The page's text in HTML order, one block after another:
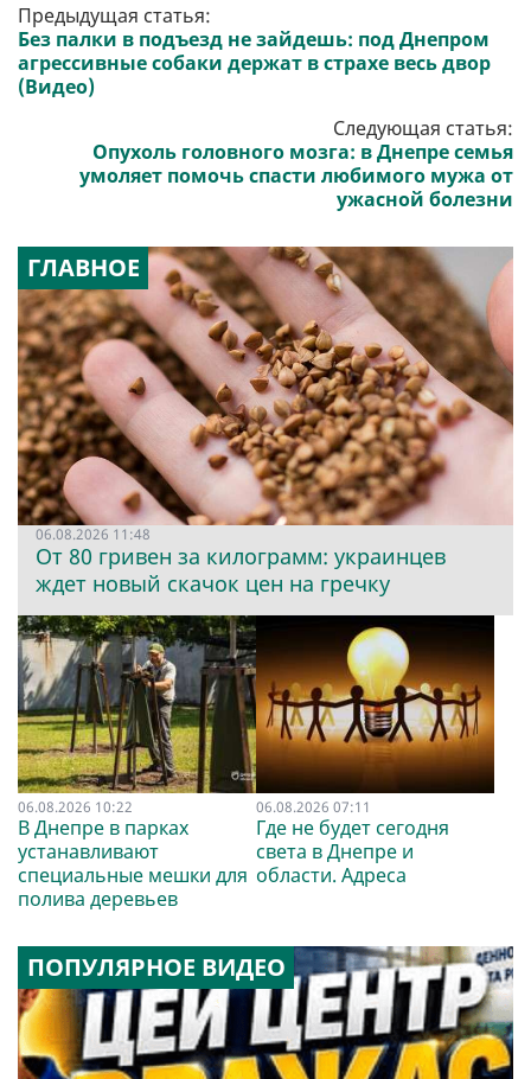
Предыдущая статья:
Без палки в подъезд не зайдешь: под Днепром
агрессивные собаки держат в страхе весь двор
(Видео)
Следующая статья:
Опухоль головного мозга: в Днепре семья
умоляет помочь спасти любимого мужа от
ужасной болезни
ГЛАВНОЕ
06.08.2026 11:48
От 80 гривен за килограмм: украинцев
ждет новый скачок цен на гречку
06.08.2026 10:22
В Днепре в парках
устанавливают
специальные мешки для
полива деревьев
06.08.2026 07:11
Где не будет сегодня
света в Днепре и
области. Адреса
ПОПУЛЯРНОЕ ВИДЕО